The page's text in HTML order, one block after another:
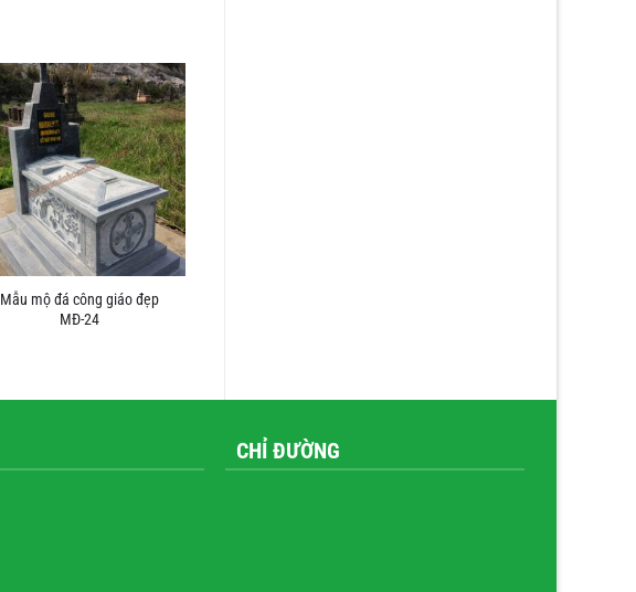
Mẫu mộ đá công giáo đẹp
MĐ-24
CHỈ ĐƯỜNG